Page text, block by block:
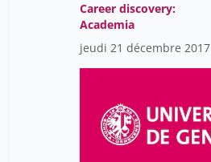
Career discovery:
Academia
jeudi 21 décembre 2017